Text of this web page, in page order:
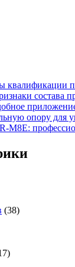
квалификации
состава
опору для
M8E:
(38)